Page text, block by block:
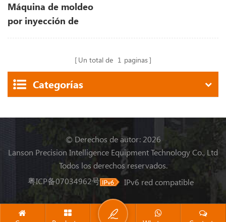
Máquina de moldeo
por inyección de
bloques de juguete de
Un total de 1 paginas
Categorías
© Derechos de autor: 2026
Lanson Precision Intelligence Equipment Technology Co., Ltd
Todos los derechos reservados.
粤ICP备07034962号
IPv6 red compatible